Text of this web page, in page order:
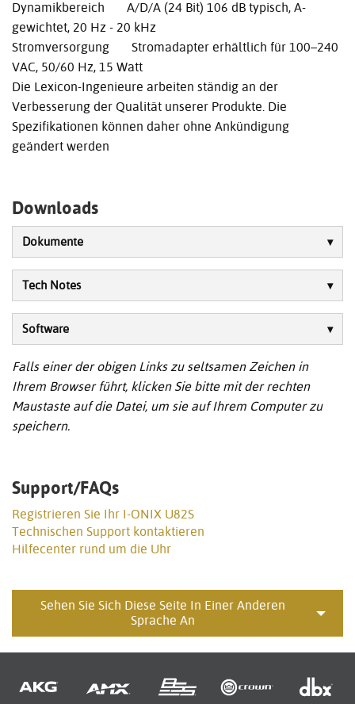
Dynamikbereich A/D/A (24 Bit) 106 dB typisch, A-
gewichtet, 20 Hz - 20 kHz
Stromversorgung Stromadapter erhältlich für 100–240
VAC, 50/60 Hz, 15 Watt
Die Lexicon-Ingenieure arbeiten ständig an der
Verbesserung der Qualität unserer Produkte. Die
Spezifikationen können daher ohne Ankündigung
geändert werden
Downloads
Dokumente
Tech Notes
Software
Falls einer der obigen Links zu seltsamen Zeichen in
Ihrem Browser führt, klicken Sie bitte mit der rechten
Maustaste auf die Datei, um sie auf Ihrem Computer zu
speichern.
Support/FAQs
Registrieren Sie Ihr I-ONIX U82S
Technischen Support kontaktieren
Hilfecenter rund um die Uhr
Sehen Sie Sich Diese Seite In Einer Anderen
Sprache An